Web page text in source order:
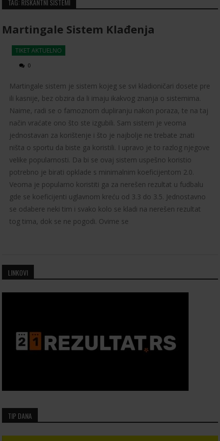
TAG: RISKANTNI SISTEMI
Martingale Sistem Klađenja
TIKET AKTUELNO
0
Martingale sistem je sistem kojeg se svi kladioničari dosete pre
ili kasnije, bez obzira da li imaju ikakvog znanja o sistemima.
Naime, radi se o famoznom dupliranju nakon poraza, te na taj
način vraćate ono što ste izgubili. Sam sistem je veoma
jednostavan za korištenje i što je najbolje ne trebate znati
ništa o sportu da biste ga koristili. I upravo je to razlog njegove
velike popularnosti. Da bi se ovaj sistem uspešno koristio
potrebno je birati opklade s minimalnim koeficijentom 2.0.
Veoma je popularno koristiti ga za nerešen rezultat u fudbalu
gde se koeficijenti uglavnom kreću od 3.3 do 3.5. Jednostavno
se odabere neki tim i svako kolo se kladi na nerešen rezultat
tog tima, dok se ne pogodi. Ovime se
LINKOVI
TIP DANA